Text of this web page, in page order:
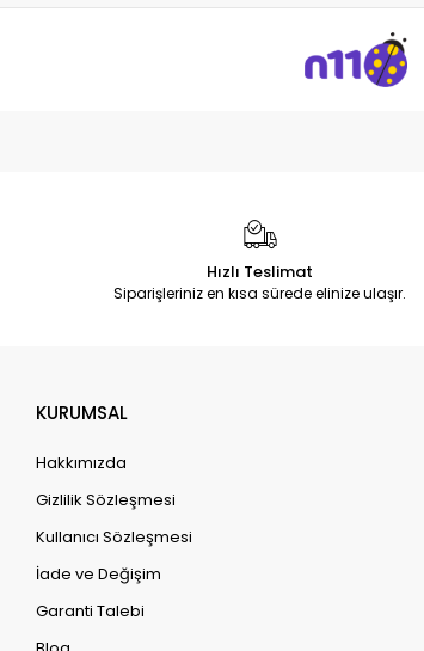
Hızlı Teslimat
Siparişleriniz en kısa sürede elinize ulaşır.
KURUMSAL
Hakkımızda
Gizlilik Sözleşmesi
Kullanıcı Sözleşmesi
İade ve Değişim
Garanti Talebi